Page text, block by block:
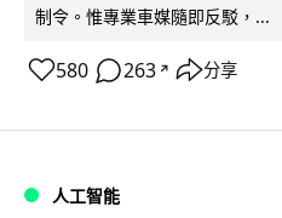
制令。惟專業車媒隨即反駁，...
580 263 ↗ 分享
人工智能